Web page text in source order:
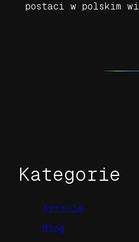
postaci w polskim
Kategorie
Article
Blog